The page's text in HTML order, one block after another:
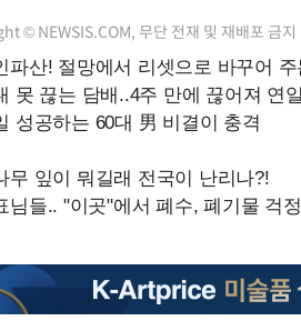
© NEWSIS.COM, 무단 전재 및 재배포 금지